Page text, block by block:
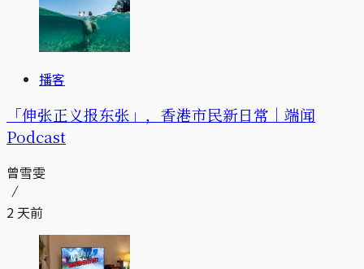
播客
「伸张正义报东张」，香港市民新日常｜端闻
Podcast
曾雪雯
2 天前